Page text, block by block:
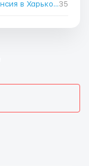
Работа для студентов бесплатная вакансия в Харькове35